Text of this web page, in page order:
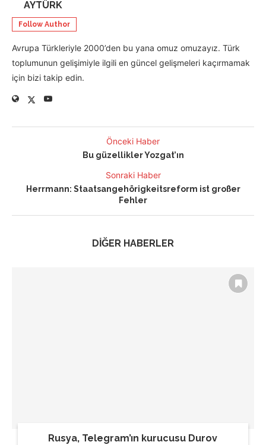
AYTÜRK
Follow Author
Avrupa Türkleriyle 2000’den bu yana omuz omuzayız. Türk
toplumunun gelişimiyle ilgili en güncel gelişmeleri kaçırmamak
için bizi takip edin.
Önceki Haber
Bu güzellikler Yozgat’ın
Sonraki Haber
Herrmann: Staatsangehörigkeitsreform ist großer
Fehler
DİĞER HABERLER
Rusya, Telegram’ın kurucusu Durov